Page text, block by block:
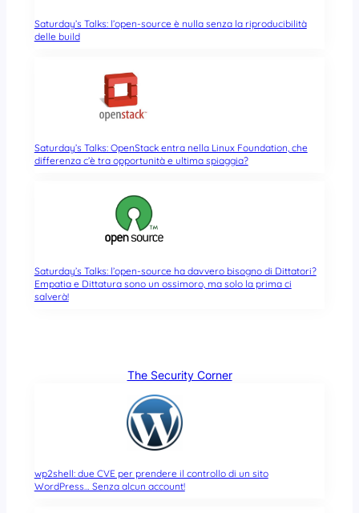
Saturday’s Talks: l’open-source è nulla senza la riproducibilità
delle build
Saturday’s Talks: OpenStack entra nella Linux Foundation, che
differenza c’è tra opportunità e ultima spiaggia?
Saturday’s Talks: l’open-source ha davvero bisogno di Dittatori?
Empatia e Dittatura sono un ossimoro, ma solo la prima ci
salverà!
The Security Corner
wp2shell: due CVE per prendere il controllo di un sito
WordPress… Senza alcun account!